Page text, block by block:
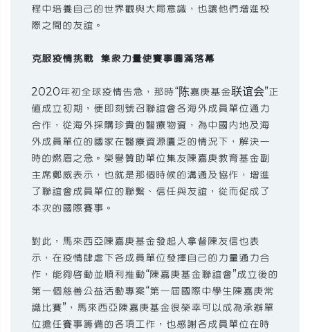
程中培養自己的世界觀與大局意識，也讓他們增進校
際之間的友誼。
克服疫情挑戰 集眾力量使賽事圓滿落幕
2020年初全球疫情告急，那時“陈嘉庚基金联谊会”正
值成立初期，便即刻號召聯誼會各海外成員單位通力
合作，從海外採購珍貴的醫療物資，為中國內地及海
外成員單位的國家在醫療資源匱乏的情況下，解決一
時的燃眉之急。榮譽贊助單位集友陳嘉庚教育基金副
主席鄭威表示，也就是那個時候的溝通及協作，增進
了聯誼會成員單位的聯繫、信任與友誼，從而促成了
本次的國際賽事。
對此，馬來西亞陳嘉庚基金發起人拿督陳友信也表
示，在疫情肆虐下各成員單位發揮自己的力量通力合
作，能夠啟動並順利推動“陳嘉庚基金聯誼會”成立後的
第一個慈善公益活動專案“第一屆國際中學生陳嘉庚常
識比賽”，馬來西亞陳嘉庚基金很榮幸可以成為承辦單
位擔任賽事籌備的各項工作，也感謝各成員單位在時